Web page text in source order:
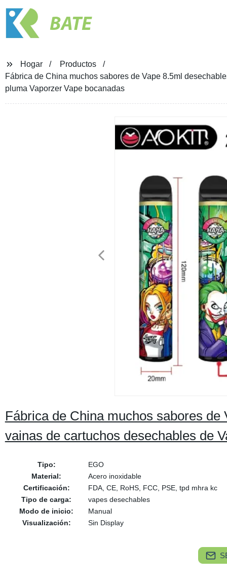
BATE
Hogar
Productos
Fábrica de China muchos sabores de Vape 8.5ml
pluma Vaporzer Vape bocanadas
Fábrica de China muchos sabores
vainas de cartuchos desechables de
Tipo:
EGO
Material:
Acero inoxidable
Certificación:
FDA, CE, RoHS, FCC, PSE, tpd mhra kc
Tipo de carga:
vapes desechables
Modo de inicio:
Manual
Visualización:
Sin Display